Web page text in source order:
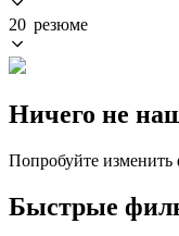
20 резюме
Ничего не
Попробуйте
Быстрые